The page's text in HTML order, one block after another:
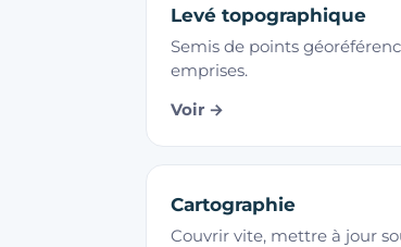
Levé topographique
Semis de points
emprises.
Voir →
Cartographie
Couvrir vite, mettre à jour